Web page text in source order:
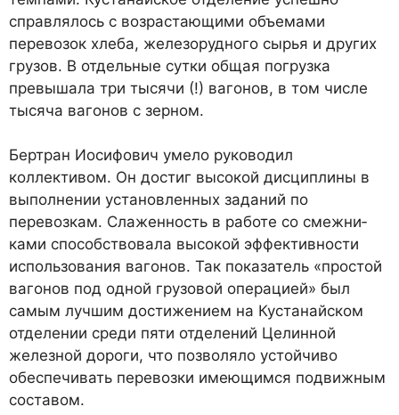
справлялось с возрастающи­ми объемами
перевозок хлеба, железорудного сырья и других
грузов. В отдельные сутки об­щая погрузка
превышала три тысячи (!) вагонов, в том числе
тысяча вагонов с зерном.
Бертран Иосифович умело руководил
коллективом. Он достиг высокой дисциплины в
выполнении установленных заданий по
перевозкам. Сла­женность в работе со смежни­
ками способствовала высокой эффективности
использования вагонов. Так показатель «про­стой
вагонов под одной гру­зовой операцией» был
самым лучшим достижением на Куста­найском
отделении среди пяти отделений Целинной
железной дороги, что позволяло устойчи­во
обеспечивать перевозки име­ющимся подвижным
составом.